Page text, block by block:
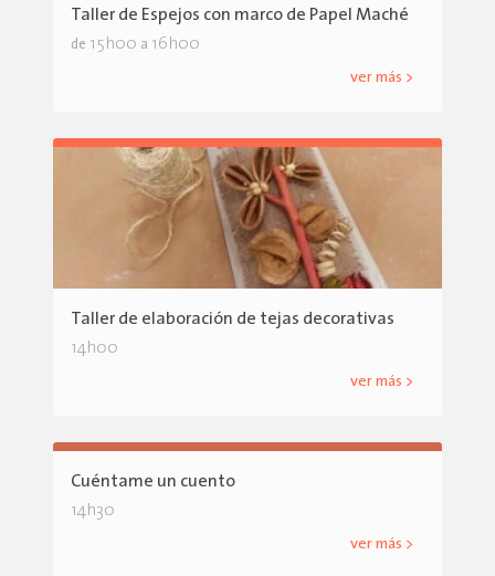
Taller de Espejos con marco de Papel Maché
de 15h00 a 16h00
ver más >
Taller de elaboración de tejas decorativas
14h00
ver más >
Cuéntame un cuento
14h30
ver más >